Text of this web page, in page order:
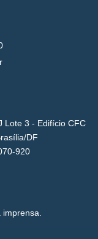
Lote 3 - Edifício CFC
DF
920
imprensa.